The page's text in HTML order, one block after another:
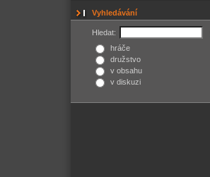
Vyhledávání
Hledat:
hráče
družstvo
v obsahu
v diskuzi